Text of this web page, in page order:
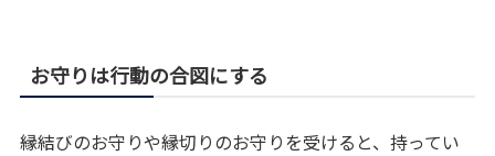
お守りは行動の合図にする
縁結びのお守りや縁切りのお守りを受けると、持ってい